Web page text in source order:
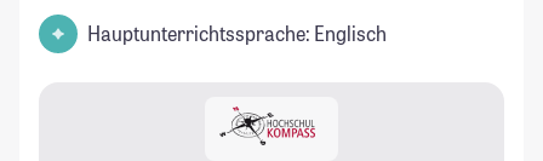
Hauptunterrichtssprache: Englisch